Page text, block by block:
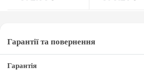
Гарантії та повернення
Гарантія